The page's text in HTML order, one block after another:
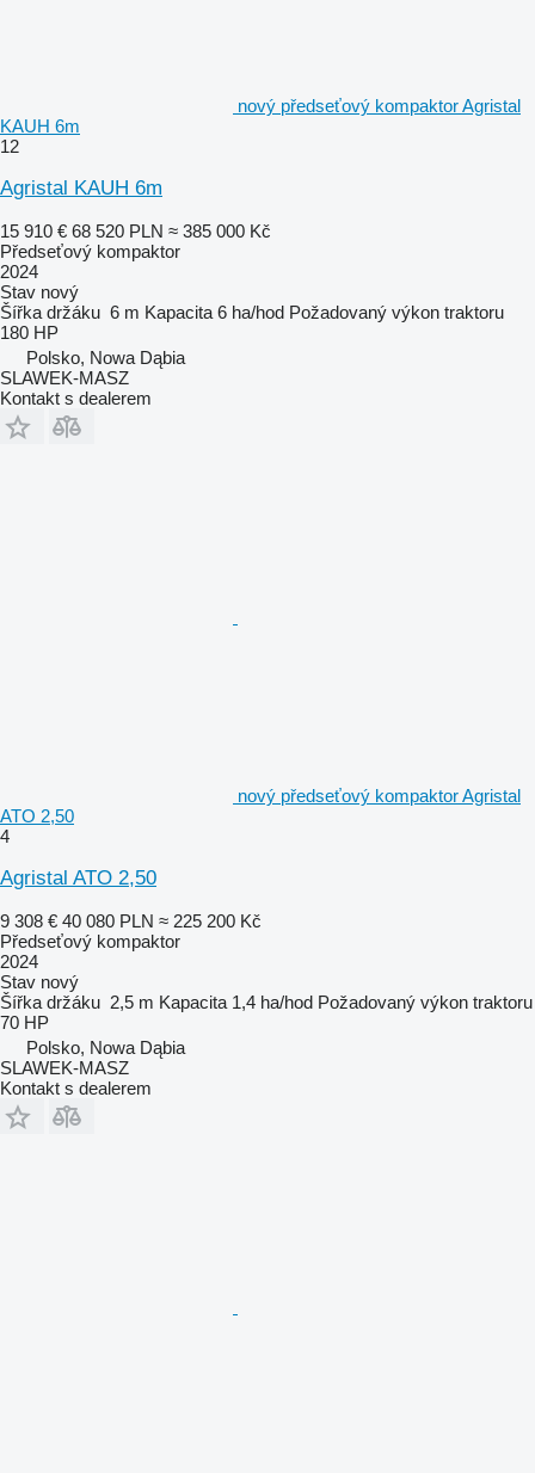
nový předseťový kompaktor Agristal
KAUH 6m
12
Agristal KAUH 6m
15 910 € 68 520 PLN ≈ 385 000 Kč
Předseťový kompaktor
2024
Stav nový
Šířka držáku 6 m Kapacita 6 ha/hod Požadovaný výkon traktoru
180 HP
Polsko, Nowa Dąbia
SLAWEK-MASZ
Kontakt s dealerem
nový předseťový kompaktor Agristal
ATO 2,50
4
Agristal ATO 2,50
9 308 € 40 080 PLN ≈ 225 200 Kč
Předseťový kompaktor
2024
Stav nový
Šířka držáku 2,5 m Kapacita 1,4 ha/hod Požadovaný výkon traktoru
70 HP
Polsko, Nowa Dąbia
SLAWEK-MASZ
Kontakt s dealerem